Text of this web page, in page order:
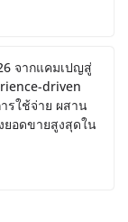
จากแคมเปญสู่
driven
รใช้จ่าย ผสาน
ยอดขายสูงสุดใน